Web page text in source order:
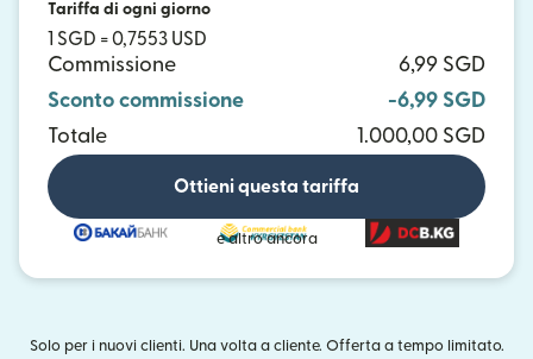
Tariffa di ogni giorno
1 SGD = 0,7553 USD
Commissione
6,99 SGD
Sconto commissione
-6,99 SGD
Totale
1.000,00 SGD
Ottieni questa tariffa
e altro ancora
Solo per i nuovi clienti. Una volta a cliente. Offerta a tempo limitato.